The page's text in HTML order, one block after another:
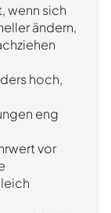
wenn sich
ändern,
hoch,
eng
vor